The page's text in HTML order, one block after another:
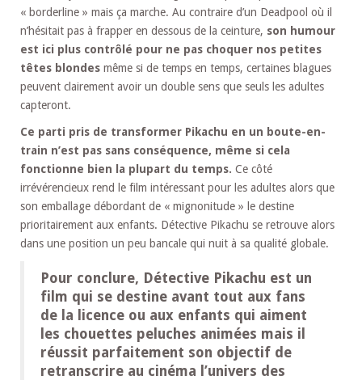
« borderline » mais ça marche. Au contraire d’un Deadpool où il
n’hésitait pas à frapper en dessous de la ceinture, son humour
est ici plus contrôlé pour ne pas choquer nos petites
têtes blondes même si de temps en temps, certaines blagues
peuvent clairement avoir un double sens que seuls les adultes
capteront.
Ce parti pris de transformer Pikachu en un boute-en-
train n’est pas sans conséquence, même si cela
fonctionne bien la plupart du temps. Ce côté
irrévérencieux rend le film intéressant pour les adultes alors que
son emballage débordant de « mignonitude » le destine
prioritairement aux enfants. Détective Pikachu se retrouve alors
dans une position un peu bancale qui nuit à sa qualité globale.
Pour conclure, Détective Pikachu est un
film qui se destine avant tout aux fans
de la licence ou aux enfants qui aiment
les chouettes peluches animées mais il
réussit parfaitement son objectif de
retranscrire au cinéma l’univers des